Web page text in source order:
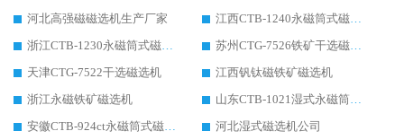
河北高强磁磁选机生产厂家
江西CTB-1240永磁筒式磁选机厂家
浙江CTB-1230永磁筒式磁选机生产厂家
苏州CTG-7526铁矿干选磁选机
天津CTG-7522干选磁选机
江西钒钛磁铁矿磁选机
浙江永磁铁矿磁选机
山东CTB-1021湿式永磁筒式磁选机
安徽CTB-924ct永磁筒式磁选机
河北湿式磁选机公司